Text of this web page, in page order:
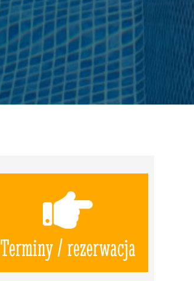
Terminy / rezerwacja